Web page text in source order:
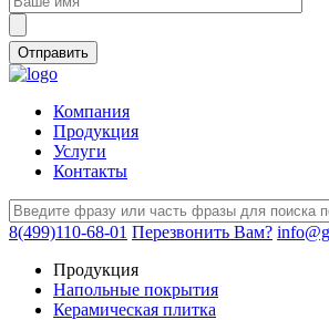
Компания
Продукция
Услуги
Контакты
8(499)110-68-01 Перезвонить Вам?
Продукция
Напольные покрытия
Керамическая плитка